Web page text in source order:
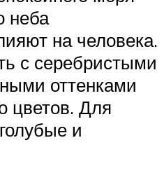
неба
на человека.
с серебристыми
оттенками
цветов. Для
и